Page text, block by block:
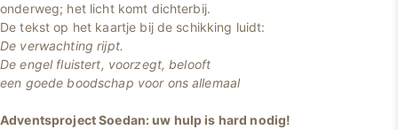
onderweg; het licht komt dichterbij.
De tekst op het kaartje bij de schikking luidt:
De verwachting rijpt.
De engel fluistert, voorzegt, belooft
een goede boodschap voor ons allemaal
Adventsproject Soedan: uw hulp is hard nodig!